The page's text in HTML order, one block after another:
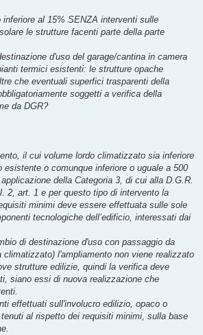
al 15% SENZA interventi sulle
le strutture facenti parte della parte
d'uso del garage/cantina in camera
termici esistenti: le strutture opache
che eventuali superfici trasparenti della
soggetti a verifica della
da DGR?
il cui volume lordo climatizzato sia inferiore
esistente o comunque inferiore o uguale a 500
della Categoria 3, di cui alla D.G.R.
2, art. 1 e per questo tipo di intervento la
minimi deve essere effettuata sulle sole
tecnologiche dell’edificio, interessati dai
di destinazione d'uso con passaggio da
l'ampliamento non viene realizzato
strutture edilizie, quindi la verifica deve
siano essi di nuova realizzazione che
effettuati sull'involucro edilizio, opaco o
al rispetto dei requisiti minimi, sulla base